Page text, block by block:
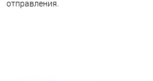
отправления.